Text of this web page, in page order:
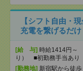
【シフト自由・
充電を繋げるだ
[給 与] 時給1414円～
り） ■初勤務手当あ
[勤務地] 新宿駅から徒歩